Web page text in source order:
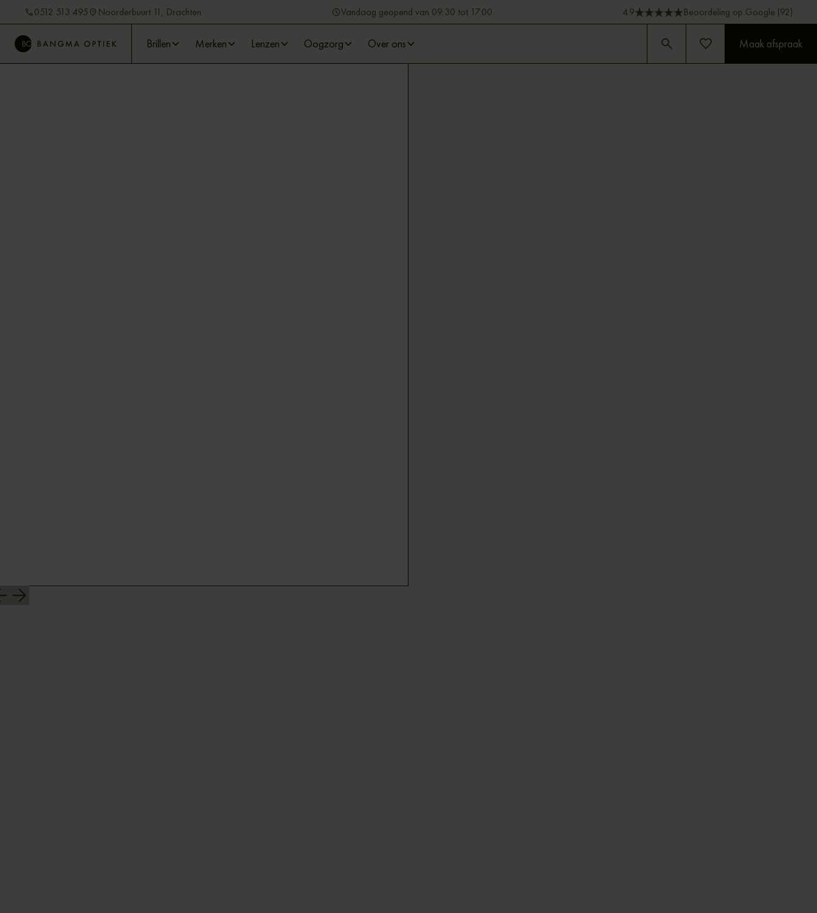
0512 513 495 Noorderbuurt 11, Drachten Vandaag geopend van 09:30 tot 17:00 4.9 Beoordeling op Google (92)
Brillen Merken Lenzen Oogzorg Over ons Maak afspraak